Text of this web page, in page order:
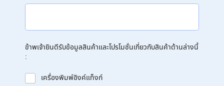
ข้าพเจ้ายินดีรับข้อมูลสินค้าและโปรโมชั่นเกี่ยวกับสินค้าด้านล่างนี้
:
เครื่องพิมพ์อิงค์แท็งก์